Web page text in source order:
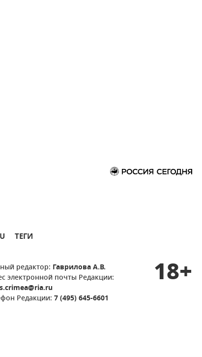
ТЕГИ
редактор: Гаврилова А.В.
электронной почты Редакции:
Редакции: 7 (495) 645-6601
18+